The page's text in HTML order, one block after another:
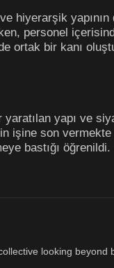
hiyerarşik
personel
ortak bir kanı
yapı ve
işine son
bastığı öğrenildi.
looking beyond